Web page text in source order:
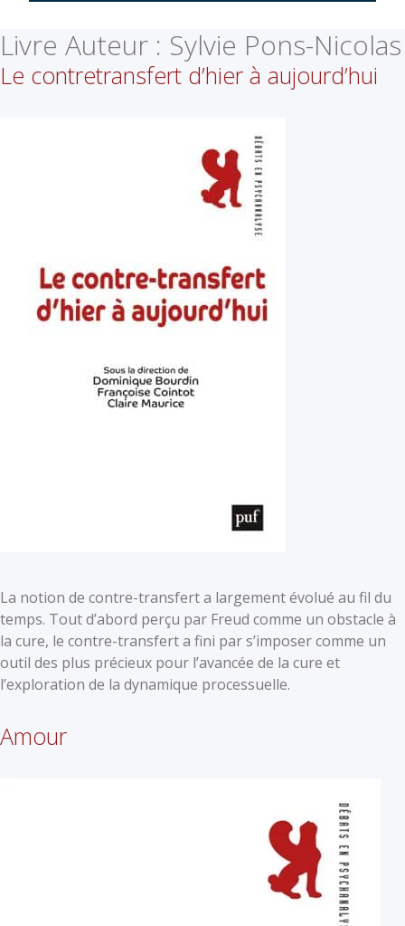
Livre Auteur : Sylvie Pons-Nicolas
Le contretransfert d’hier à aujourd’hui
La notion de contre-transfert a largement évolué au fil du
temps. Tout d’abord perçu par Freud comme un obstacle à
la cure, le contre-transfert a fini par s’imposer comme un
outil des plus précieux pour l’avancée de la cure et
l’exploration de la dynamique processuelle.
Amour